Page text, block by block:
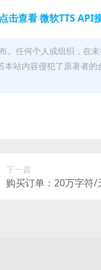
点击查看 微软TTS API
。任何个人或组织，在
站内容侵犯了原著者
下一篇
购买订单：20万字符/